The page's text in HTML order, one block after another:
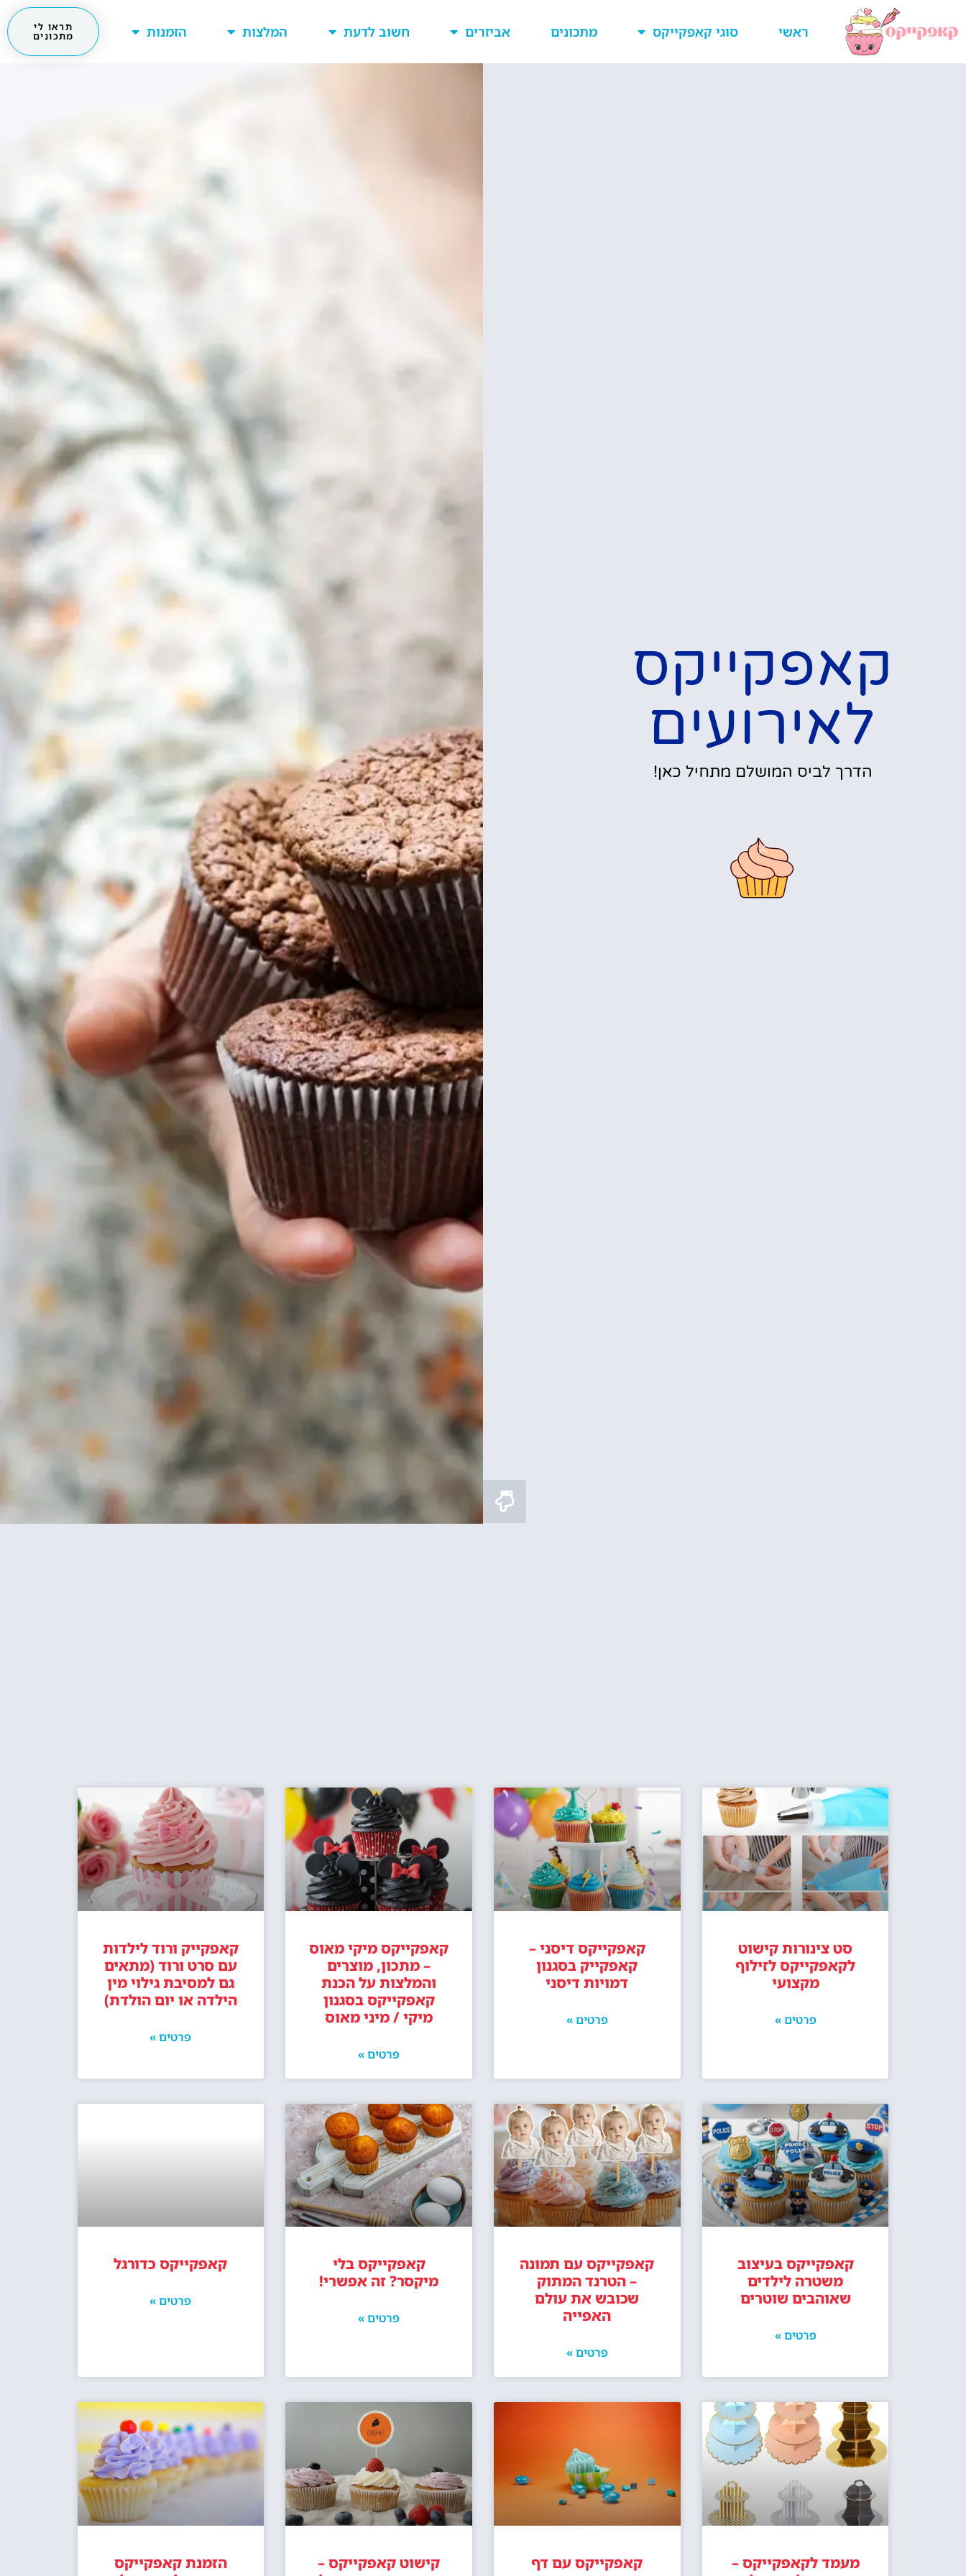
ראשי סוגי קאפקייקס מתכונים אביזרים חשוב לדעת המלצות הזמנות תראו לי
מתכונים
קאפקייקס
לאירועים
הדרך לביס המושלם מתחיל כאן!
סט צינורות קישוט
לקאפקייקס לזילוף
מקצועי
פרטים »
קאפקייקס דיסני –
קאפקייק בסגנון
דמויות דיסני
פרטים »
קאפקייקס מיקי מאוס
– מתכון, מוצרים
והמלצות על הכנת
קאפקייקס בסגנון
מיקי / מיני מאוס
פרטים »
קאפקייק ורוד לילדות
עם סרט ורוד (מתאים
גם למסיבת גילוי מין
הילדה או יום הולדת)
פרטים »
קאפקייקס בעיצוב
משטרה לילדים
שאוהבים שוטרים
פרטים »
קאפקייקס עם תמונה
– הטרנד המתוק
שכובש את עולם
האפייה
פרטים »
קאפקייקס בלי
מיקסר? זה אפשרי!
פרטים »
קאפקייקס כדורגל
פרטים »
מעמד לקאפקייקס –
קאפקייקס עם דף
קישוט קאפקייקס –
הזמנת קאפקייקס